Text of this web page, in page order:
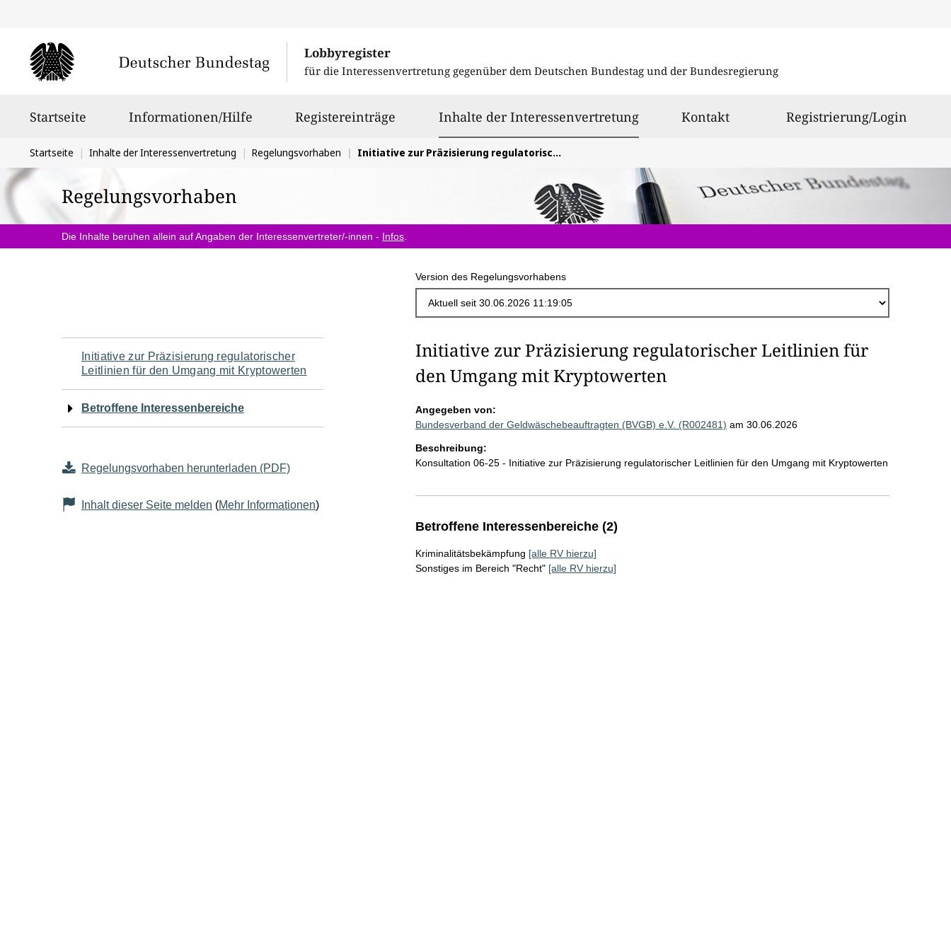
Lobbyregister
für die Interessenvertretung gegenüber dem Deutschen Bundestag und der Bundesregierung
Startseite Informationen/Hilfe Registereinträge Inhalte der Interessenvertretungausgewählt
Kontakt Registrierung/Login
Sie
befinden
sich
hier:
Startseite Inhalte der Interessenvertretung Regelungsvorhaben Initiative zur Präzisierung regulatorischer Leitlinien für den Umgang mit Kryptowerten
Regelungsvorhaben
Die Inhalte beruhen allein auf Angaben der Interessenvertreter/-innen - Infos
Version des Regelungsvorhabens
Navigation
für
den
Seiteninhalt
Initiative zur Präzisierung regulatorischer
Leitlinien für den Umgang mit Kryptowerten
Betroffene Interessenbereiche
Regelungsvorhaben herunterladen (PDF)
Inhalt dieser Seite melden (Mehr Informationen)
Initiative zur Präzisierung regulatorischer Leitlinien für
den Umgang mit Kryptowerten
Angegeben von:
Bundesverband der Geldwäschebeauftragten (BVGB) e.V. (R002481) am 30.06.2026
Beschreibung:
Konsultation 06-25 - Initiative zur Präzisierung regulatorischer Leitlinien für den Umgang mit Kryptowerten
Betroffene Interessenbereiche (2)
Kriminalitätsbekämpfung [alle RV hierzu]
Sonstiges im Bereich "Recht" [alle RV hierzu]